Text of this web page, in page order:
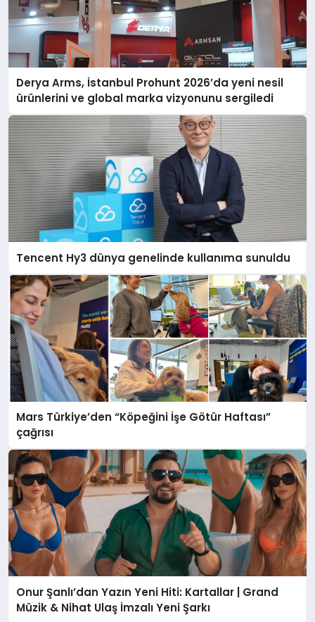
Derya Arms, İstanbul Prohunt 2026’da yeni nesil
ürünlerini ve global marka vizyonunu sergiledi
Tencent Hy3 dünya genelinde kullanıma sunuldu
Mars Türkiye’den “Köpeğini İşe Götür Haftası”
çağrısı
Onur Şanlı’dan Yazın Yeni Hiti: Kartallar | Grand
Müzik & Nihat Ulaş İmzalı Yeni Şarkı